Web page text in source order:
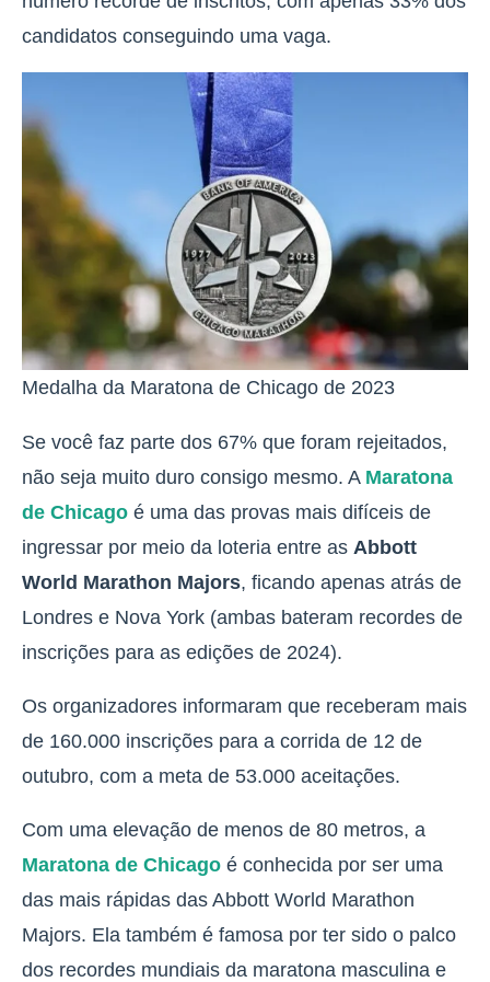
candidatos conseguindo uma vaga.
Medalha da Maratona de Chicago de 2023
Se você faz parte dos 67% que foram rejeitados,
não seja muito duro consigo mesmo. A Maratona
de Chicago é uma das provas mais difíceis de
ingressar por meio da loteria entre as Abbott
World Marathon Majors, ficando apenas atrás de
Londres e Nova York (ambas bateram recordes de
inscrições para as edições de 2024).
Os organizadores informaram que receberam mais
de 160.000 inscrições para a corrida de 12 de
outubro, com a meta de 53.000 aceitações.
Com uma elevação de menos de 80 metros, a
Maratona de Chicago é conhecida por ser uma
das mais rápidas das Abbott World Marathon
Majors. Ela também é famosa por ter sido o palco
dos recordes mundiais da maratona masculina e